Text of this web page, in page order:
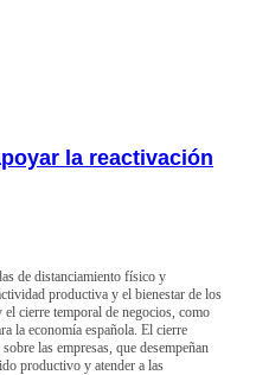
la reactivación
de distanciamiento físico y
productiva y el bienestar de los
el cierre temporal de negocios, como
la economía española. El cierre
las empresas, que desempeñan
productivo y atender a las